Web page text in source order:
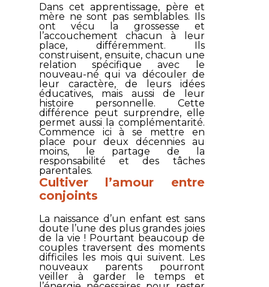
Dans cet apprentissage, père et
mère ne sont pas semblables. Ils
ont vécu la grossesse et
l’accouchement chacun à leur
place, différemment. Ils
construisent, ensuite, chacun une
relation spécifique avec le
nouveau-né qui va découler de
leur caractère, de leurs idées
éducatives, mais aussi de leur
histoire personnelle. Cette
différence peut surprendre, elle
permet aussi la complémentarité.
Commence ici à se mettre en
place pour deux décennies au
moins, le partage de la
responsabilité et des tâches
parentales.
Cultiver l’amour entre
conjoints
La naissance d’un enfant est sans
doute l’une des plus grandes joies
de la vie ! Pourtant beaucoup de
couples traversent des moments
difficiles les mois qui suivent. Les
nouveaux parents pourront
veiller à garder le temps et